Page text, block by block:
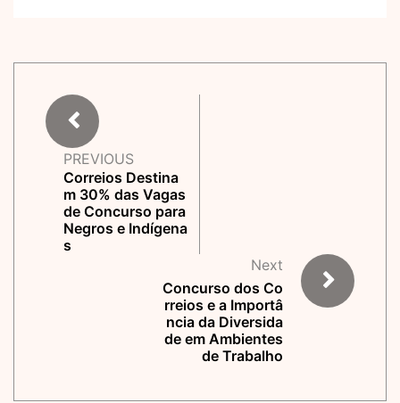
PREVIOUS
Correios Destina
m 30% das Vagas
de Concurso para
Negros e Indígena
s
Next
Concurso dos Co
rreios e a Importâ
ncia da Diversida
de em Ambientes
de Trabalho